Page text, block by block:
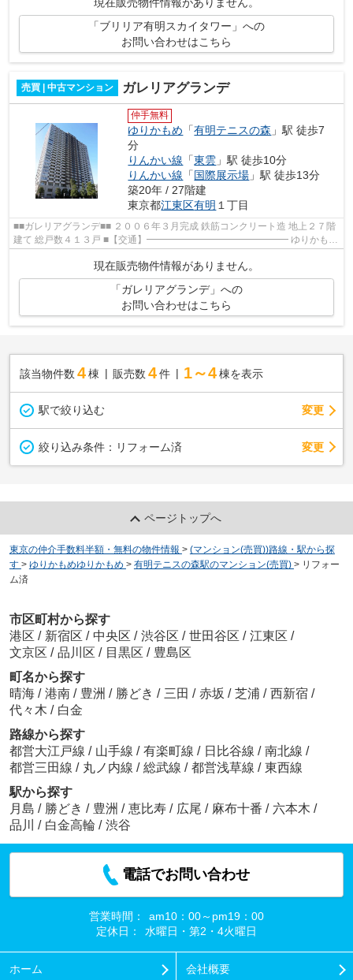
現在販売物件情報がありません。
「ブリリア有明スカイタワー」への
お問い合わせはこちら
売買 | 中古マンション ガレリアグランデ
仲手無料
ゆりかもめ 「有明テニスの森 」駅 徒歩7
分
りんかい線 「東雲 」駅 徒歩10分
りんかい線 「国際展示場 」駅 徒歩13分
築20年 / 27階建
東京都江東区有明 １丁目
■■ガレリアグランデ■■ ２００６年３月完成 鉄筋コンクリート造 地上２７階
建て 総戸数４１３戸 ■【交通】━━━━━━━━━━━━━━━ ゆりかもめ
現在販売物件情報がありません。
「ガレリアグランデ」への
お問い合わせはこちら
該当物件数 4棟 販売数 4 件 1～4 棟を表示
駅で絞り込む 変更
絞り込み条件： リフォーム済 変更
ページトップへ
東京の仲介手数料半額・無料の物件情報 > (マンション(売買))路線・駅から探
す > ゆりかもめゆりかもめ > 有明テニスの森駅のマンション(売買) > リフォー
ム済
市区町村から探す
港区 / 新宿区 / 中央区 / 渋谷区 / 世田谷区 / 江東区 /
文京区 / 品川区 / 目黒区 / 豊島区
町名から探す
晴海 / 港南 / 豊洲 / 勝どき / 三田 / 赤坂 / 芝浦 / 西新宿 /
代々木 / 白金
路線から探す
都営大江戸線 / 山手線 / 有楽町線 / 日比谷線 / 南北線 /
都営三田線 / 丸ノ内線 / 総武線 / 都営浅草線 / 東西線
駅から探す
月島 / 勝どき / 豊洲 / 恵比寿 / 広尾 / 麻布十番 / 六本木 /
品川
/ 白金高輪 / 渋谷
電話でお問い合わせ
営業時間：
am10：00～pm19：00
定休日：
水曜日・第2・4火曜日
ホーム 会社概要